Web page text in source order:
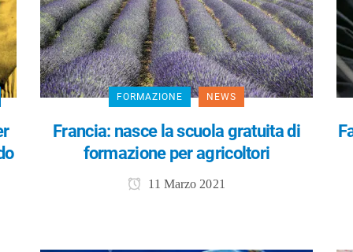
FORMAZIONE NEWS
Francia: nasce la scuola gratuita di
formazione per agricoltori
11 Marzo 2021